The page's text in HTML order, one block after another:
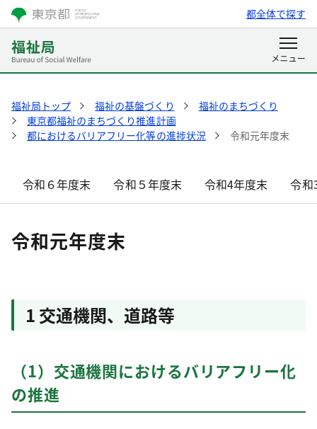
都全体で探す
福祉局トップ 福祉の基盤づくり
福祉のまちづくり
東京都福祉のまちづくり推進計画
都におけるバリアフリー化等の進捗状況
令和元年度末
令和６年度末 令和５年度末 令和4年度末 令和
令和元年度末
1 交通機関、道路等
（1）交通機関におけるバリアフリー化
の推進